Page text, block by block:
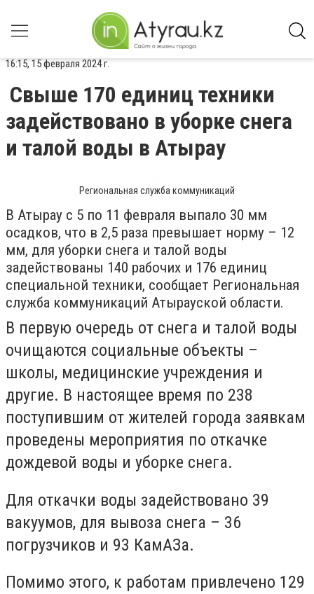
16:15, 15 февраля 2024 г.
Свыше 170 единиц техники
задействовано в уборке снега
и талой воды в Атырау
Региональная служба коммуникаций
В Атырау с 5 по 11 февраля выпало 30 мм
осадков, что в 2,5 раза превышает норму – 12
мм, для уборки снега и талой воды
задействованы 140 рабочих и 176 единиц
специальной техники, сообщает Региональная
служба коммуникаций Атырауской области.
В первую очередь от снега и талой воды
очищаются социальные объекты –
школы, медицинские учреждения и
другие. В настоящее время по 238
поступившим от жителей города заявкам
проведены мероприятия по откачке
дождевой воды и уборке снега.
Для откачки воды задействовано 39
вакуумов, для вывоза снега – 36
погрузчиков и 93 КамАЗа.
Помимо этого, к работам привлечено 129